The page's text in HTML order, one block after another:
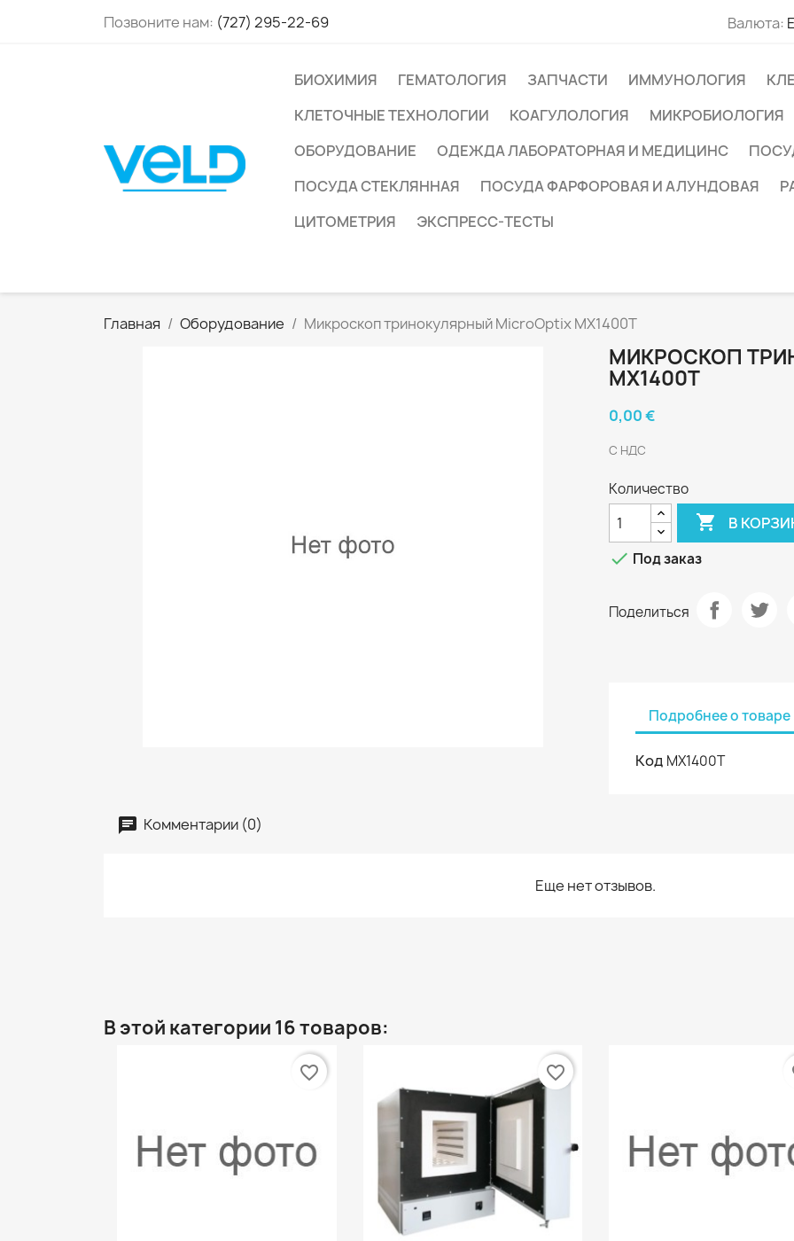
Позвоните нам: (727) 295-22-69 Валюта:
БИОХИМИЯ ГЕМАТОЛОГИЯ ЗАПЧАСТИ ИММУНОЛОГИЯ
КЛЕТОЧНЫЕ ТЕХНОЛОГИИ
КОАГУЛОЛОГИЯ МИКРОБИОЛОГИЯ
ОБОРУДОВАНИЕ
ОДЕЖДА ЛАБОРАТОРНАЯ И МЕДИЦИНС
ПОСУДА СТЕКЛЯННАЯ
ПОСУДА ФАРФОРОВАЯ И АЛУНДОВАЯ
ЦИТОМЕТРИЯ
ЭКСПРЕСС-ТЕСТЫ
Главная Оборудование Микроскоп тринокулярный MicroOptix MX1400T
МИКРОСКОП
MX1400T
0,00 €
С НДС
Количество
 В
 Под заказ
Поделиться
Подробнее о товаре
Код MX1400T
Комментарии (0)
Еще нет отзывов.
В этой категории 16 товаров:
favorite_border favorite_border